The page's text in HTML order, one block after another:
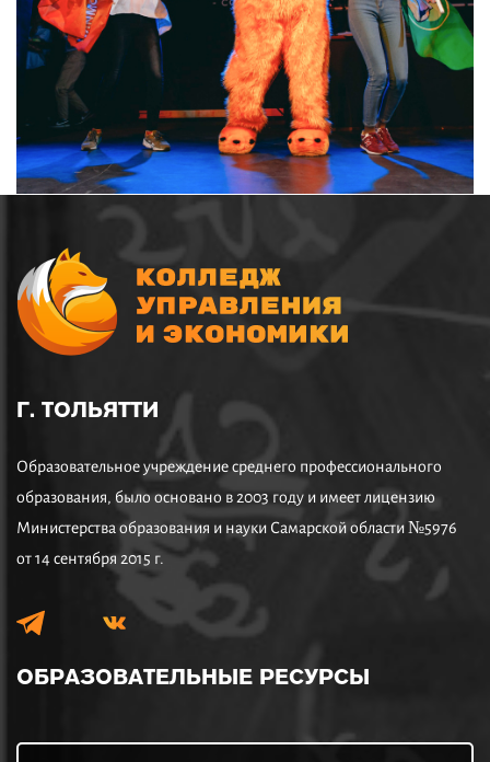
Г. ТОЛЬЯТТИ
Образовательное учреждение среднего профессионального
образования, было основано в 2003 году и имеет лицензию
Министерства образования и науки Самарской области №5976
от 14 сентября 2015 г.
ОБРАЗОВАТЕЛЬНЫЕ РЕСУРСЫ